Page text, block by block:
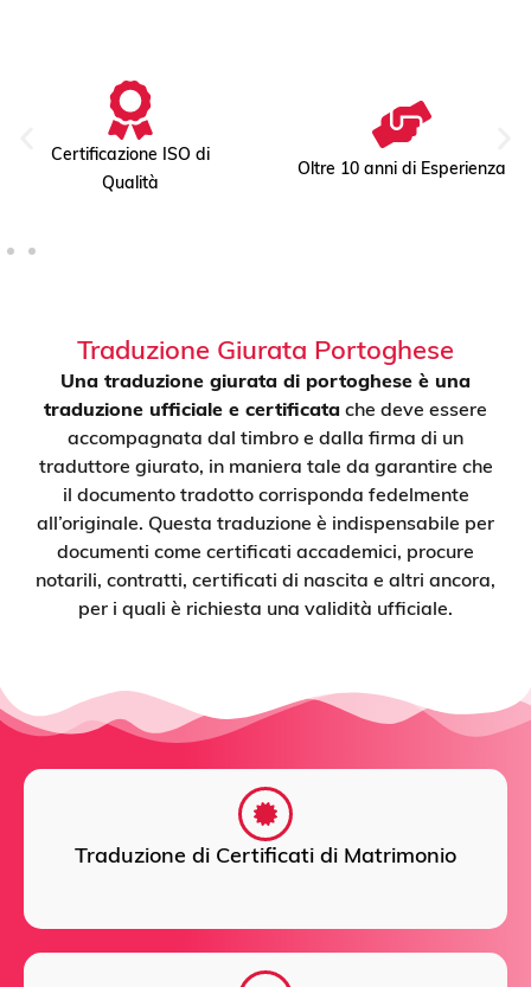
Certificazione ISO di
Qualità
Oltre 10 anni di Esperienza
Traduzione Giurata Portoghese
Una traduzione giurata di portoghese è una
traduzione ufficiale e certificata che deve essere
accompagnata dal timbro e dalla firma di un
traduttore giurato, in maniera tale da garantire che
il documento tradotto corrisponda fedelmente
all’originale. Questa traduzione è indispensabile per
documenti come certificati accademici, procure
notarili, contratti, certificati di nascita e altri ancora,
per i quali è richiesta una validità ufficiale.
Traduzione di Certificati di Matrimonio